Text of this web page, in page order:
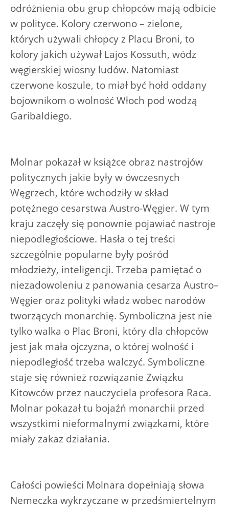
odróżnienia obu grup chłopców mają odbicie
w polityce. Kolory czerwono – zielone,
których używali chłopcy z Placu Broni, to
kolory jakich używał Lajos Kossuth, wódz
węgierskiej wiosny ludów. Natomiast
czerwone koszule, to miał być hołd oddany
bojownikom o wolność Włoch pod wodzą
Garibaldiego.
Molnar pokazał w książce obraz nastrojów
politycznych jakie były w ówczesnych
Węgrzech, które wchodziły w skład
potężnego cesarstwa Austro-Węgier. W tym
kraju zaczęły się ponownie pojawiać nastroje
niepodległościowe. Hasła o tej treści
szczególnie popularne były pośród
młodzieży, inteligencji. Trzeba pamiętać o
niezadowoleniu z panowania cesarza Austro–
Węgier oraz polityki władz wobec narodów
tworzących monarchię. Symboliczna jest nie
tylko walka o Plac Broni, który dla chłopców
jest jak mała ojczyzna, o której wolność i
niepodległość trzeba walczyć. Symboliczne
staje się również rozwiązanie Związku
Kitowców przez nauczyciela profesora Raca.
Molnar pokazał tu bojaźń monarchii przed
wszystkimi nieformalnymi związkami, które
miały zakaz działania.
Całości powieści Molnara dopełniają słowa
Nemeczka wykrzyczane w przedśmiertelnym